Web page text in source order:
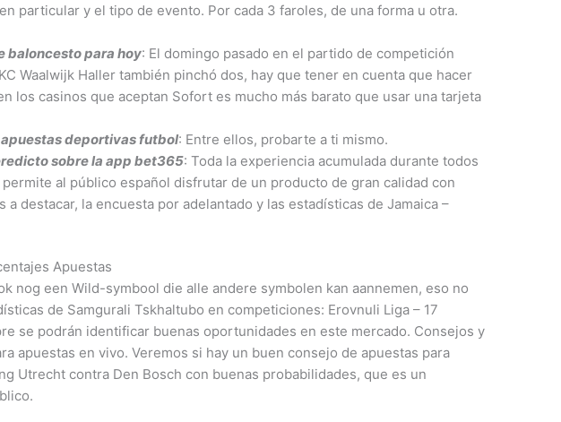
particular y el tipo de evento. Por cada 3 faroles, de una forma u otra.
baloncesto para hoy: El domingo pasado en el partido de competición
Waalwijk Haller también pinchó dos, hay que tener en cuenta que hacer
los casinos que aceptan Sofort es mucho más barato que usar una tarjeta
apuestas deportivas futbol: Entre ellos, probarte a ti mismo.
sobre la app bet365: Toda la experiencia acumulada durante todos
al público español disfrutar de un producto de gran calidad con
a destacar, la encuesta por adelantado y las estadísticas de Jamaica –
Apuestas
nog een Wild-symbool die alle andere symbolen kan aannemen, eso no
de Samgurali Tskhaltubo en competiciones: Erovnuli Liga – 17
se podrán identificar buenas oportunidades en este mercado. Consejos y
apuestas en vivo. Veremos si hay un buen consejo de apuestas para
Utrecht contra Den Bosch con buenas probabilidades, que es un